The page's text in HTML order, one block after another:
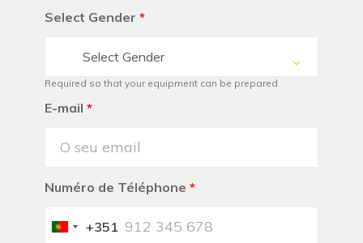
Select Gender *
Select Gender
Required so that your equipment can be prepared
E-mail *
Numéro de Téléphone *
Portugal
+351